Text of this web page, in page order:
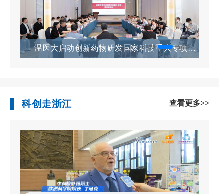
温医大启动创新药物研发国家科技重大专项项...
科创走浙江 查看更多>>